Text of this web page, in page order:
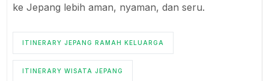
ke Jepang lebih aman, nyaman, dan seru.
ITINERARY JEPANG RAMAH KELUARGA
ITINERARY WISATA JEPANG